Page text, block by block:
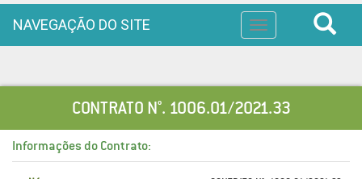
Toggle
navigation
NAVEGAÇÃO DO SITE
CONTRATO N°. 1006.01/2021.33
Informações do Contrato: